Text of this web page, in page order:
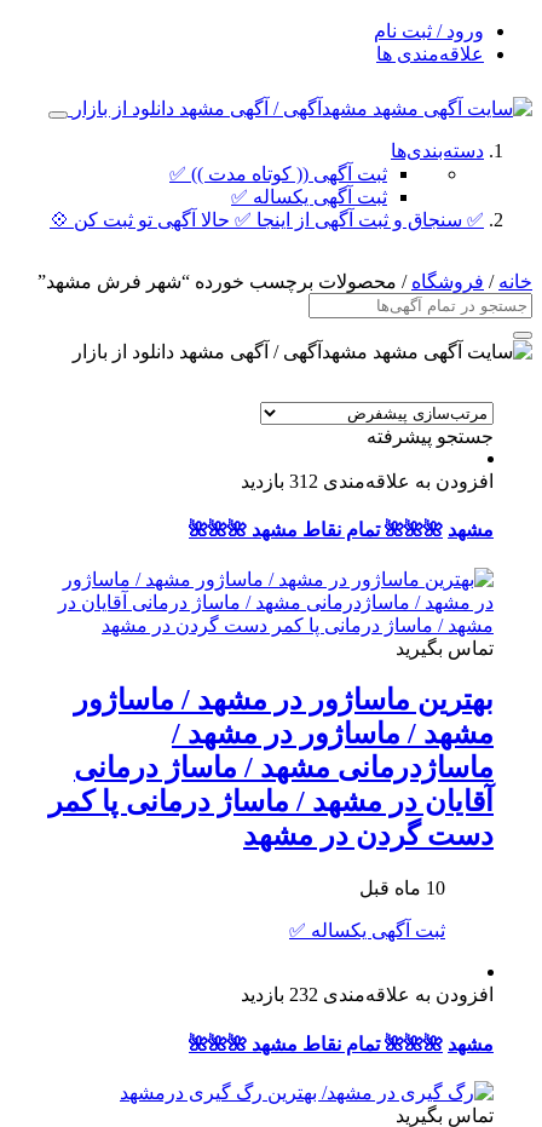
ورود / ثبت نام
علاقه‌مندی ها
دسته‌بندی‌ها
ثبت آگهی (( کوتاه مدت )) ✅
ثبت آگهی یکساله ✅
✅ سنجاق و ثبت آگهی از اینجا ✅ حالا آگهی تو ثبت کن 💠
خانه / فروشگاه / محصولات برچسب خورده “شهر فرش مشهد”
جستجو پیشرفته
افزودن به علاقه‌مندی 312 بازدید
مشهد 🌺🌺🌺 تمام نقاط مشهد 🌺🌺🌺
تماس بگیرید
بهترین ماساژور در مشهد / ماساژور
مشهد / ماساژور در مشهد /
ماساژدرمانی مشهد / ماساژ درمانی
آقایان در مشهد / ماساژ درمانی پا کمر
دست گردن در مشهد
10 ماه قبل
ثبت آگهی یکساله ✅
افزودن به علاقه‌مندی 232 بازدید
مشهد 🌺🌺🌺 تمام نقاط مشهد 🌺🌺🌺
تماس بگیرید